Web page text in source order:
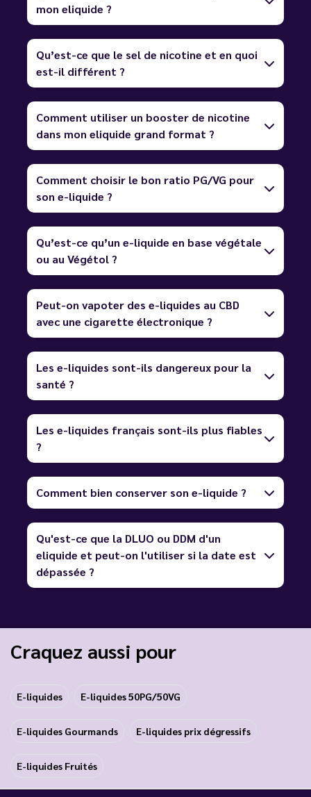
mon eliquide ?
Qu’est-ce que le sel de nicotine et en quoi
est-il différent ?
Comment utiliser un booster de nicotine
dans mon eliquide grand format ?
Comment choisir le bon ratio PG/VG pour
son e-liquide ?
Qu’est-ce qu’un e-liquide en base végétale
ou au Végétol ?
Peut-on vapoter des e-liquides au CBD
avec une cigarette électronique ?
Les e-liquides sont-ils dangereux pour la
santé ?
Les e-liquides français sont-ils plus fiables
?
Comment bien conserver son e-liquide ?
Qu'est-ce que la DLUO ou DDM d'un
eliquide et peut-on l'utiliser si la date est
dépassée ?
Craquez aussi pour
E-liquides E-liquides 50PG/50VG
E-liquides Gourmands E-liquides prix dégressifs
E-liquides Fruités